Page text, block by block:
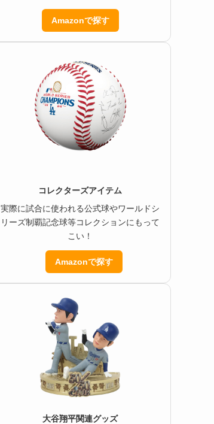
Amazonで探す
コレクターズアイテム
実際に試合に使われる公式球やワールドシ
リーズ制覇記念球等コレクションにもって
こい！
Amazonで探す
大谷翔平関連グッズ